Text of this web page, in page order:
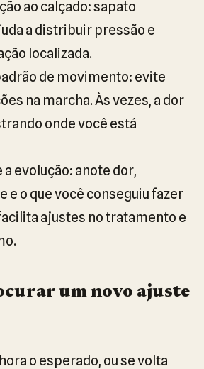
ao calçado: sapato
a distribuir pressão e
localizada.
de movimento: evite
na marcha. Às vezes, a dor
onde você está
evolução: anote dor,
e o que você conseguiu fazer
ajustes no tratamento e
um novo ajuste
o esperado, ou se volta